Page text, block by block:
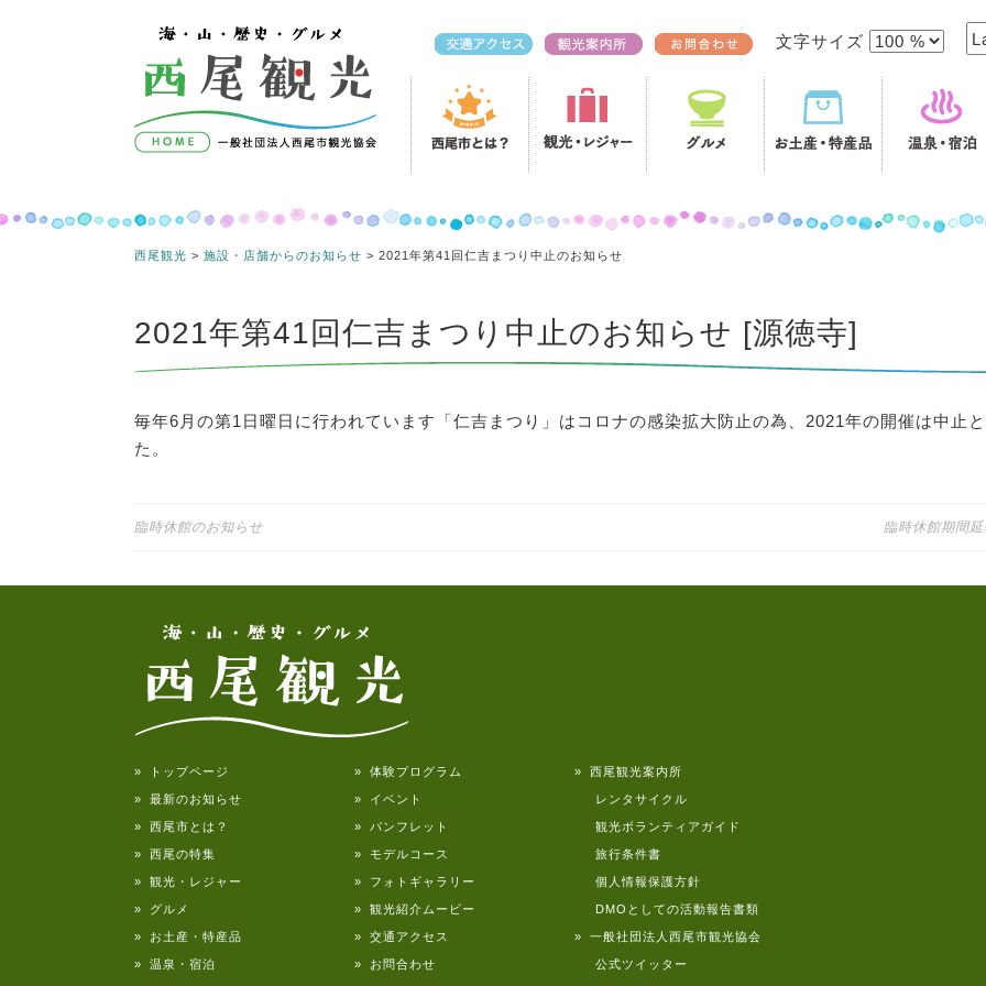
コンテンツへスキップ 文字サイズ
西尾観光 > 施設・店舗からのお知らせ > 2021年第41回仁吉まつり中止のお知らせ
2021年第41回仁吉まつり中止のお知らせ [源徳寺]
毎年6月の第1日曜日に行われています「仁吉まつり」はコロナの感染拡大防止の為、2021年の開催は中止
た。
投稿ナビゲーション
臨時休館のお知らせ 臨時休館期間
» トップページ
» 最新のお知らせ
» 西尾市とは？
» 西尾の特集
» 観光・レジャー
» グルメ
» お土産・特産品
» 温泉・宿泊
» 体験プログラム
» イベント
» パンフレット
» モデルコース
» フォトギャラリー
» 観光紹介ムービー
» 交通アクセス
» お問合わせ
» 西尾観光案内所
レンタサイクル
観光ボランティアガイド
旅行条件書
個人情報保護方針
DMOとしての活動報告書類
» 一般社団法人西尾市観光協会
公式ツイッター